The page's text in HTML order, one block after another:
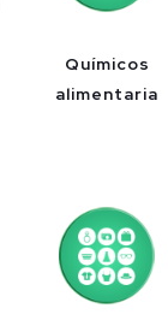
Químicos
alimentaria